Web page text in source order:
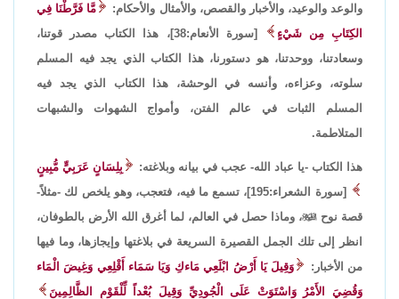
والوعد والوعيد، والأخبار والقصص، والأمثال والأحكام:
مَّا فَرَّطْنَا فِي
الكِتَابِ مِن شَيْءٍ
[سورة الأنعام:38]، هذا الكتاب مصدر قوتنا،
وسعادتنا، ووحدتنا، هو دستورنا، هذا الكتاب الذي يجد فيه المسلم
سلوته، وعزاءه، وأنسه في الوحشة، هذا الكتاب الذي يجد فيه
المسلم الثبات في عالم الفتن، وأمواج الشهوات والشبهات
المتلاطمة.
هذا الكتاب -يا عباد الله- عجب في بيانه وبلاغته:
بِلِسَانٍ عَرَبِيٍّ مُّبِينٍ
[سورة الشعراء:195]، تسمع ما فيه، فتعجب، وهو يلخص لك -مثلاً-
قصة نوح ، وماذا حصل في العالم، لما أغرق الله الأرض بالطوفان،
انظر إلى تلك الجمل القصيرة السريعة في بلاغتها وإيجازها، وما فيها
من الأخبار:
وَقِيلَ يَا أَرْضُ ابْلَعِي مَاءكِ وَيَا سَمَاء أَقْلِعِي وَغِيضَ الْمَاء
وَقُضِيَ الأَمْرُ وَاسْتَوَتْ عَلَى الْجُودِيِّ وَقِيلَ بُعْداً لِّلْقَوْمِ الظَّالِمِينَ